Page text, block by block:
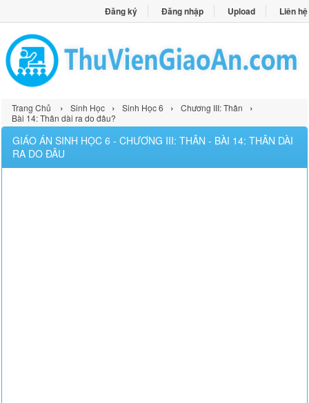
Đăng ký Đăng nhập Upload Liên hệ
Trang Chủ › Sinh Học › Sinh Học 6 › Chương III: Thân ›
Bài 14: Thân dài ra do đâu?
GIÁO ÁN SINH HỌC 6 - CHƯƠNG III: THÂN - BÀI 14: THÂN DÀI
RA DO ĐÂU